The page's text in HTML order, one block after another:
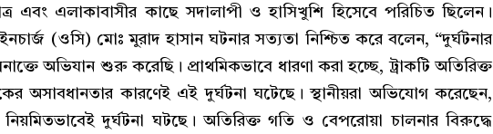
এবং এলাকাবাসীর কাছে সদালাপী ও হাসিখুশি হিসেবে পরিচিত ছিলেন।
(ওসি) মোঃ মুরাদ হাসান ঘটনার সত্যতা নিশ্চিত করে বলেন, “দুর্ঘটনার
অভিযান শুরু করেছি। প্রাথমিকভাবে ধারণা করা হচ্ছে, ট্রাকটি অতিরিক্ত
অসাবধানতার কারণেই এই দুর্ঘটনা ঘটেছে। স্থানীয়রা অভিযোগ করেছেন,
দুর্ঘটনা ঘটছে। অতিরিক্ত গতি ও বেপরোয়া চালনার বিরুদ্ধে